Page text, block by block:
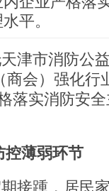
平。
津市消防公
会）强化行
落实消防安
控薄弱环节
接踵，居民